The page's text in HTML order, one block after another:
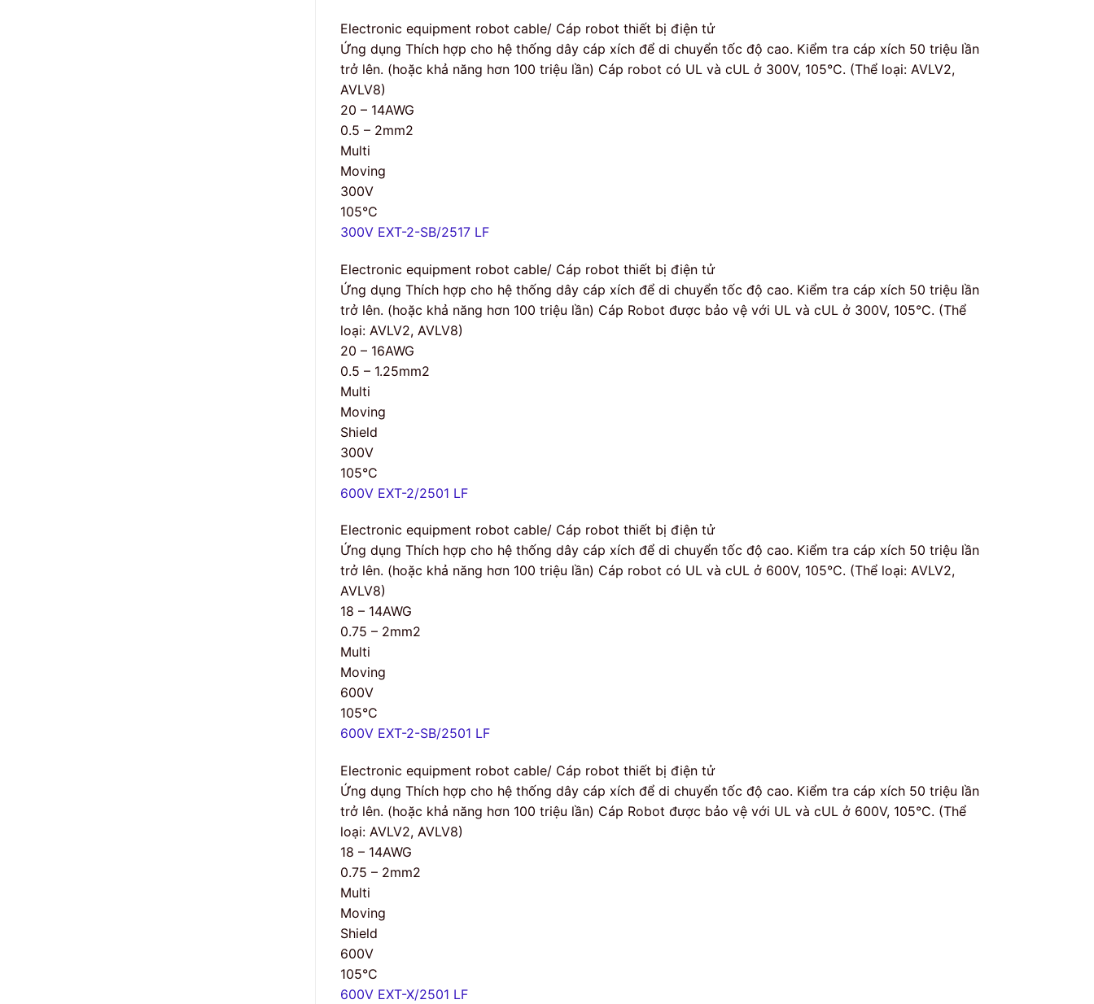
Electronic equipment robot cable/ Cáp robot thiết bị điện tử
Ứng dụng Thích hợp cho hệ thống dây cáp xích để di chuyển tốc độ cao. Kiểm tra cáp xích 50 triệu lần
trở lên. (hoặc khả năng hơn 100 triệu lần) Cáp robot có UL và cUL ở 300V, 105°C. (Thể loại: AVLV2,
AVLV8)
20 – 14AWG
0.5 – 2mm2
Multi
Moving
300V
105°C
300V EXT-2-SB/2517 LF
Electronic equipment robot cable/ Cáp robot thiết bị điện tử
Ứng dụng Thích hợp cho hệ thống dây cáp xích để di chuyển tốc độ cao. Kiểm tra cáp xích 50 triệu lần
trở lên. (hoặc khả năng hơn 100 triệu lần) Cáp Robot được bảo vệ với UL và cUL ở 300V, 105°C. (Thể
loại: AVLV2, AVLV8)
20 – 16AWG
0.5 – 1.25mm2
Multi
Moving
Shield
300V
105°C
600V EXT-2/2501 LF
Electronic equipment robot cable/ Cáp robot thiết bị điện tử
Ứng dụng Thích hợp cho hệ thống dây cáp xích để di chuyển tốc độ cao. Kiểm tra cáp xích 50 triệu lần
trở lên. (hoặc khả năng hơn 100 triệu lần) Cáp robot có UL và cUL ở 600V, 105°C. (Thể loại: AVLV2,
AVLV8)
18 – 14AWG
0.75 – 2mm2
Multi
Moving
600V
105°C
600V EXT-2-SB/2501 LF
Electronic equipment robot cable/ Cáp robot thiết bị điện tử
Ứng dụng Thích hợp cho hệ thống dây cáp xích để di chuyển tốc độ cao. Kiểm tra cáp xích 50 triệu lần
trở lên. (hoặc khả năng hơn 100 triệu lần) Cáp Robot được bảo vệ với UL và cUL ở 600V, 105°C. (Thể
loại: AVLV2, AVLV8)
18 – 14AWG
0.75 – 2mm2
Multi
Moving
Shield
600V
105°C
600V EXT-X/2501 LF